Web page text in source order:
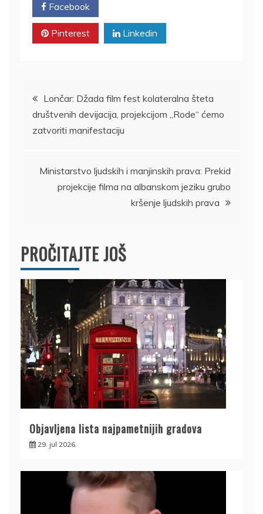
Facebook
Pinterest Linkedin
Kretanje
članka
Lončar: Džada film fest kolateralna šteta
društvenih devijacija, projekcijom „Rode“ ćemo
zatvoriti manifestaciju
Ministarstvo ljudskih i manjinskih prava: Prekid
projekcije filma na albanskom jeziku grubo
kršenje ljudskih prava
PROČITAJTE JOŠ
Objavljena lista najpametnijih gradova
29. jul 2026.